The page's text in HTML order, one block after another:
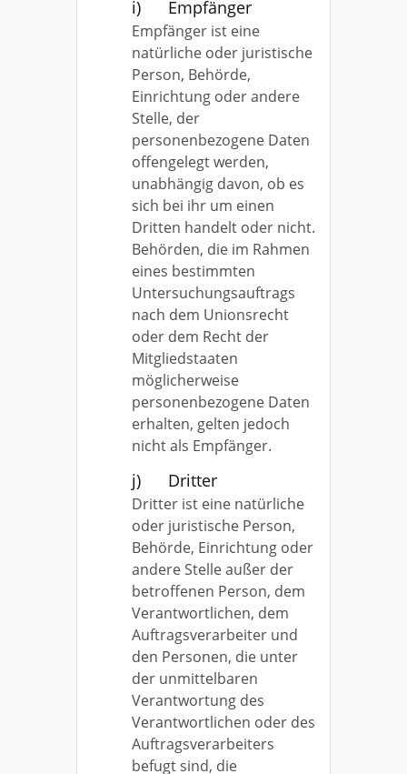
i) Empfänger
Empfänger ist eine
natürliche oder juristische
Person, Behörde,
Einrichtung oder andere
Stelle, der
personenbezogene Daten
offengelegt werden,
unabhängig davon, ob es
sich bei ihr um einen
Dritten handelt oder nicht.
Behörden, die im Rahmen
eines bestimmten
Untersuchungsauftrags
nach dem Unionsrecht
oder dem Recht der
Mitgliedstaaten
möglicherweise
personenbezogene Daten
erhalten, gelten jedoch
nicht als Empfänger.
j) Dritter
Dritter ist eine natürliche
oder juristische Person,
Behörde, Einrichtung oder
andere Stelle außer der
betroffenen Person, dem
Verantwortlichen, dem
Auftragsverarbeiter und
den Personen, die unter
der unmittelbaren
Verantwortung des
Verantwortlichen oder des
Auftragsverarbeiters
befugt sind, die